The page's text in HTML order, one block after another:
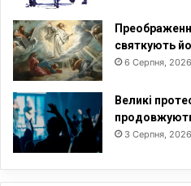
ш
и
х
ж
і
н
о
к
святкують
6 Серпня,
Великі
3 Серпня,